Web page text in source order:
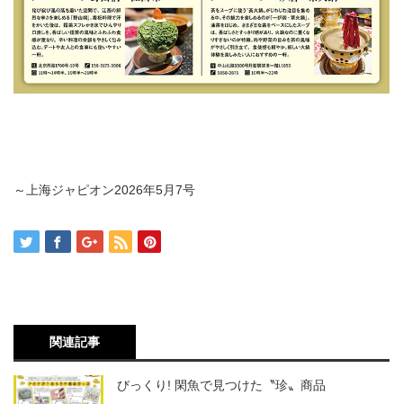
～上海ジャピオン2026年5月7号
関連記事
びっくり! 閑魚で見つけた〝珍〟商品